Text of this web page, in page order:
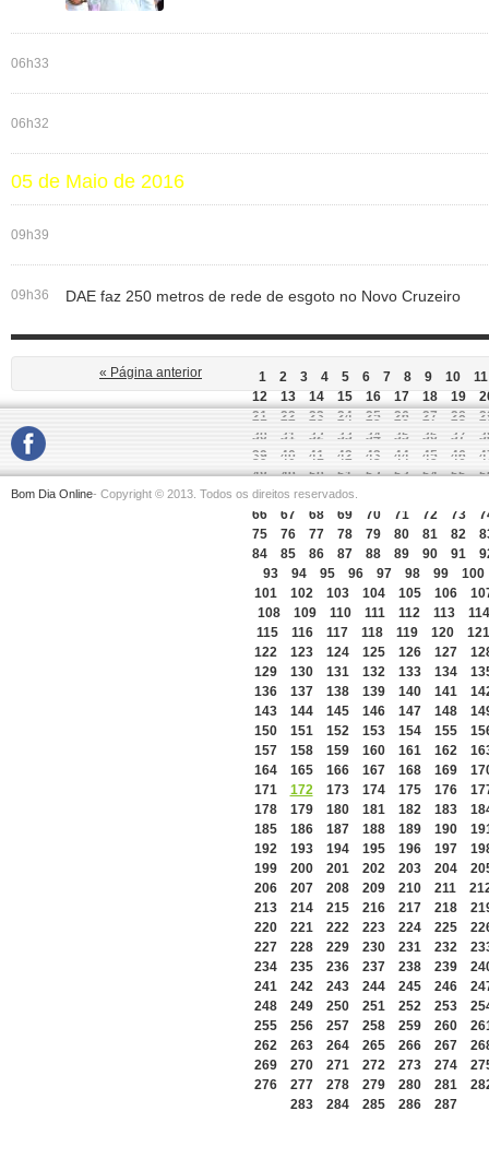
06h33
06h32
05 de Maio de 2016
09h39
09h36 DAE faz 250 metros de rede de esgoto no Novo Cruzeiro
« Página anterior 1 2 3 4 5 6 7 8 9 10
11
12
13 14 15 16 17 18 19
21
22 23 24 25 26 27 28
30
31 32 33 34 35 36 37
39
40 41 42 43 44 45 46
48
49 50 51 52 53 54 55
57
58 59 60
66
67 68 69 70 71 72 73
75
76 77 78 79 80 81 82
84
85 86 87 88 89 90 91
93
94 95 96 97 98 99
100
101
102 103 104 105 106
108
109 110 111 112 113
114
115
116 117 118 119 120
121
122
123 124 125 126 127
129
130 131 132 133 134
136
137 138 139 140 141
143
144 145 146 147 148
150
151 152 153 154 155
157
158 159 160 161 162
164
165 166 167 168 169
171
172 173 174 175 176
178
179 180 181 182 183
185
186 187 188 189 190
192
193 194 195 196 197
199
200 201 202 203 204
206
207 208 209 210 211
213
214 215 216 217 218
220
221 222 223 224 225
227
228 229 230 231 232
234
235 236 237 238 239
241
242 243 244 245 246
248
249 250 251 252 253
255
256 257 258 259 260
262
263 264 265 266 267
269
270 271 272 273 274
276
277 278 279 280 281
283
284 285 286 287
Bom Dia Online- Copyright © 2013. Todos os direitos reservados.